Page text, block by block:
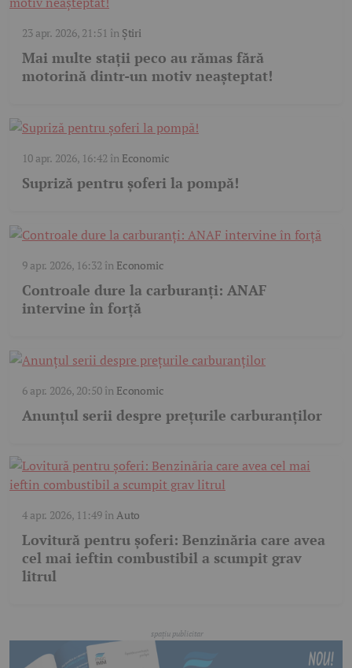
23 apr. 2026, 21:51 în Știri
Mai multe stații peco au rămas fără
motorină dintr-un motiv neașteptat!
10 apr. 2026, 16:42 în Economic
Supriză pentru șoferi la pompă!
9 apr. 2026, 16:32 în Economic
Controale dure la carburanți: ANAF
intervine în forță
6 apr. 2026, 20:50în Economic
Anunțul serii despre prețurile carburanților
4 apr. 2026, 11:49înAuto
Lovitură pentru șoferi: Benzinăria care avea
cel mai ieftin combustibil a scumpit grav
litrul